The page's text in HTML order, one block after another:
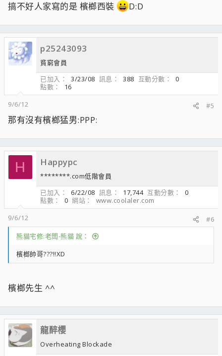
搞不好人家寫的是 檳榔西裝 D:D
p25243093
貧窮會員
已加入
3/23/08 訊息 388 互動分數
0
點數
16
9/6/12
#5
那有沒有檳榔猛男:PPP:
H Happypc
********.com低階會員
已加入
6/22/08 訊息 17,744 互動分數
0
點數
0 網站
www.coolaler.com
9/6/12
#6
熊貓宅修:老闆-熊貓 說：
檳榔帥哥???!!XD
檳榔先生 ^^
龍醉櫻
Overheating Blockade